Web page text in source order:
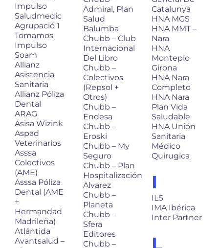
Impulso
Saludmedic
Agrupació 1
Tomamos
Impulso
Soam
Allianz
Asistencia
Sanitaria
Allianz Póliza
Dental
ARAG
Asisa Wizink
Aspad
Veterinarios
Asssa
Colectivos
(AME)
Asssa Póliza
Dental (AME
+
Hermandad
Madrileña)
Atlántida
Avantsalud –
Admiral, Plan
Salud
Balumba
Chubb – Club
Internacional
Del Libro
Chubb –
Colectivos
(Repsol +
Otros)
Chubb –
Endesa
Chubb –
Eroski
Chubb – My
Seguro
Chubb – Plan
Hospitalización
Alvarez
Chubb –
Planeta
Chubb –
Sfera
Editores
Chubb –
Catalunya
HNA MGS
HNA MMT –
Nara
HNA
Montepio
Girona
HNA Nara
Completo
HNA Nara
Plan Vida
Saludable
HNA Unión
Sanitaria
Médico
Quirugica
I
ILS
IMA Ibérica
Inter Partner
L